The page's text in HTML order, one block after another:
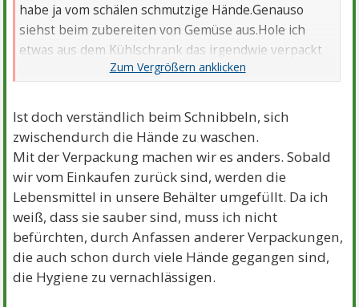
habe ja vom schälen schmutzige Hände.Genauso
siehst beim zubereiten von Gemüse aus.Hole ich
etwas aus dem Kühlschrank das irgendwie verpackt
war, danach erst Hände waschen und weiter machen.
Ist doch verständlich beim Schnibbeln, sich
zwischendurch die Hände zu waschen.
Mit der Verpackung machen wir es anders. Sobald
wir vom Einkaufen zurück sind, werden die
Lebensmittel in unsere Behälter umgefüllt. Da ich
weiß, dass sie sauber sind, muss ich nicht
befürchten, durch Anfassen anderer Verpackungen,
die auch schon durch viele Hände gegangen sind,
die Hygiene zu vernachlässigen.